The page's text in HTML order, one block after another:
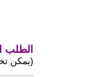
(يمكن